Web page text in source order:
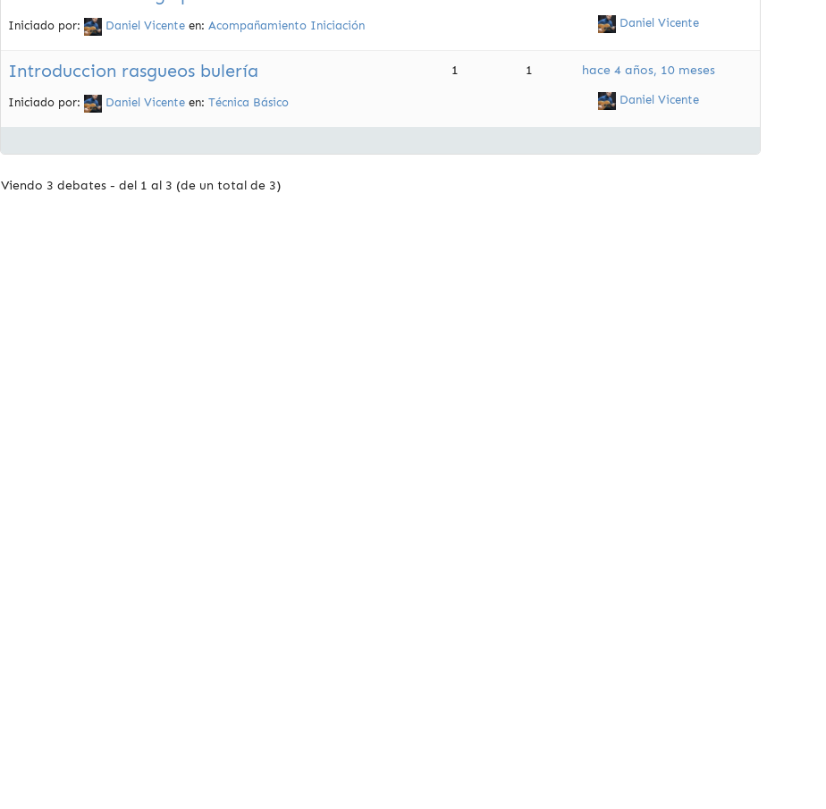
Iniciado por: Daniel Vicente en: Acompañamiento Iniciación Daniel Vicente
Introduccion rasgueos bulería
Iniciado por: Daniel Vicente en: Técnica Básico
1 1 hace 4 años, 10 meses
Daniel Vicente
Viendo 3 debates - del 1 al 3 (de un total de 3)